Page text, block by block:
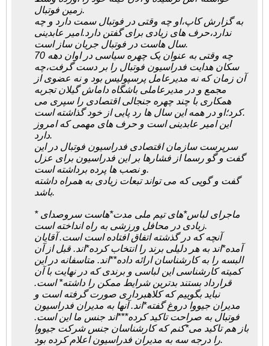
زمین فوتبال.
به گزارش کاپ،او چه وقتی در فوتبال سمت دارد و چه
ندارد،حرف های زیادی برای گفتن دارد.امیر عابدینی
سال هاست در فوتبال جریان ساز است.
چه وقتی به عنوان یک چهره سیاسی در اوان دهه 70
سکان هدایت فدراسیون فوتبال را بر دست گرفت،چه
آن زمان که نه مدیرعامل پرسپولیس بود و نه عضوی از
مجمع و در مدیرعاملی باشگاه داماش گیلان تجربه
همکاری با چند چهره جنجالی اقتصادی را سپری می
کرد؛او در همه این سال ها رد پایی از خود گذاشته است.
این امیر عابدینی است و حرف های مهمی که امروز
دارد.
سرپرست سازمان اقتصادی فدراسیون فوتبال در این
گفت و گو رسما از فشارها بر این فدراسیون برای عزل
و نصب ها پرده برداشته است.
گفت و گویی که می تواند تبعات زیادی به همراه داشته
باشد.
* ماجرای لباس*های تیم ملی مدت*هاست سروصدای
زیادی در محافل ورزشی به راه انداخته است.
آنچه که در گذشته اتفاق افتاده است است. آقایان
آمده*اند به هر دلیلی برند را انتخاب کرده*اند. قبل از آن
البسه را به کارشناسان ارائه داده**اند. متاسفانه در این
کمیته کارشناسی این لباسی و برندی که در نهایت با آن
قرارداد بستند بدترین شرایط ممکن را داشته* است.
نباید بگوییم که کلاهبرداری صورت گرفته است و
مدیران جیووا دروغ گفته*اند. آنها به مدیران فدراسیون
فوتبال به صراحت تاکید کرده***اند جنس ما این است.
باز هم تاکید می*کنم که کارشناسان جنس شرکت جیووا
را درجه سه به مدیران فدراسیون اعلام کرده بود.